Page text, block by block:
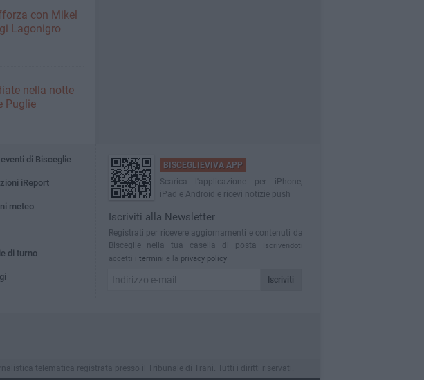
con Mikel
Lagonigro
nella notte
Puglie
di Bisceglie
iReport
meteo
di turno
BISCEGLIEVIVA APP
Scarica l'applicazione per iPhone,
iPad e Android e ricevi notizie push
Iscriviti alla Newsletter
Registrati per ricevere aggiornamenti e contenuti da
Bisceglie nella tua casella di posta
Iscrivendoti
accetti i termini e la privacy policy
Iscriviti
telematica registrata presso il Tribunale di Trani. Tutti i diritti riservati.